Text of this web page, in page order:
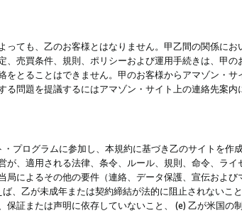
ても、乙のお客様とはなりません。甲乙間の関係に
売買条件、規則、ポリシーおよび運用手続きは、甲
とることはできません。甲のお客様からアマゾン・
問題を提議するにはアマゾン・サイト上の連絡先案内
プログラムに参加し、本規約に基づき乙のサイトを作
、適用される法律、条令、ルール、規則、命令、ラ
によるその他の要件（連絡、データ保護、宣伝およ
、乙が未成年または契約締結が法的に阻止されないこ
証または声明に依存していないこと、 (e) 乙が米国の